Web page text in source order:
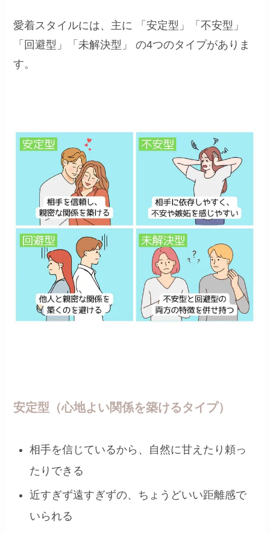
愛着スタイルには、主に 「安定型」「不安型」
「回避型」「未解決型」 の4つのタイプがありま
す。
安定型（心地よい関係を築けるタイプ）
相手を信じているから、自然に甘えたり頼っ
たりできる
近すぎず遠すぎずの、ちょうどいい距離感で
いられる